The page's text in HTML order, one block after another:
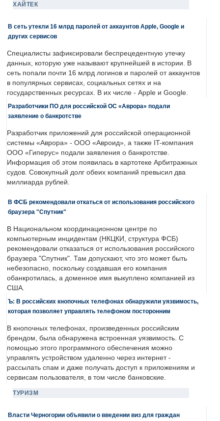
ХАЙТЕК
В сеть утекли 16 млрд паролей от аккаунтов Apple, Google и
других сервисов
Специалисты зафиксировали беспрецедентную утечку
данных, которую уже называют крупнейшей в истории. В
сеть попали почти 16 млрд логинов и паролей от аккаунтов
в популярных сервисах, социальных сетях и на
государственных ресурсах. В их числе - Apple и Google.
Разработчики ПО для российской ОС «Аврора» подали
заявление о банкротстве
Разработчик приложений для российской операционной
системы «Аврора» - ООО «Авроид», а также IT-компания
ООО «Гиперус» подали заявления о банкротстве.
Информация об этом появилась в картотеке Арбитражных
судов. Совокупный долг обеих компаний превысил два
миллиарда рублей.
В ФСБ рекомендовали откаться от использования российского
браузера "Спутник"
В Национальном координационном центре по
компьютерным инцидентам (НКЦКИ, структура ФСБ)
рекомендовали отказаться от использования российского
браузера "Спутник". Там допускают, что это может быть
небезопасно, поскольку создавшая его компания
обанкротилась, а доменное имя выкуплено компанией из
США.
Ъ: В российских кнопочных телефонах обнаружили уязвимость,
которая позволяет управлять телефоном посторонним
В кнопочных телефонах, произведенных российским
брендом, была обнаружена встроенная уязвимость. С
помощью этого программного обеспечения можно
управлять устройством удаленно через интернет -
рассылать спам и даже получать доступ к приложениям и
сервисам пользователя, в том числе банковские.
ТУРИЗМ
Власти Черногории объявили о введении виз для граждан